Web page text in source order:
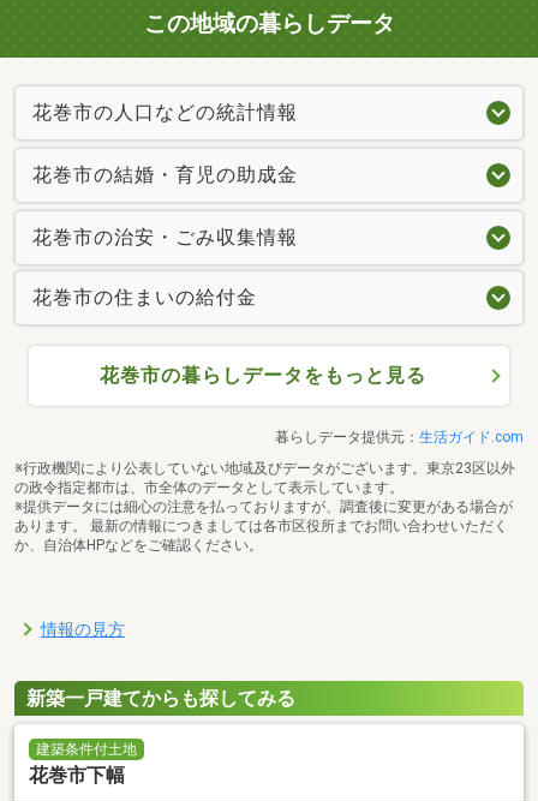
この地域の暮らしデータ
花巻市の人口などの統計情報
花巻市の結婚・育児の助成金
花巻市の治安・ごみ収集情報
花巻市の住まいの給付金
花巻市の暮らしデータをもっと見る
暮らしデータ提供元： 生活ガイド.com
※行政機関により公表していない地域及びデータがございます。東京23区以外
の政令指定都市は、市全体のデータとして表示しています。
※提供データには細心の注意を払っておりますが、調査後に変更がある場合が
あります。 最新の情報につきましては各市区役所までお問い合わせいただく
か、自治体HPなどをご確認ください。
情報の見方
新築一戸建てからも探してみる
建築条件付土地
花巻市下幅